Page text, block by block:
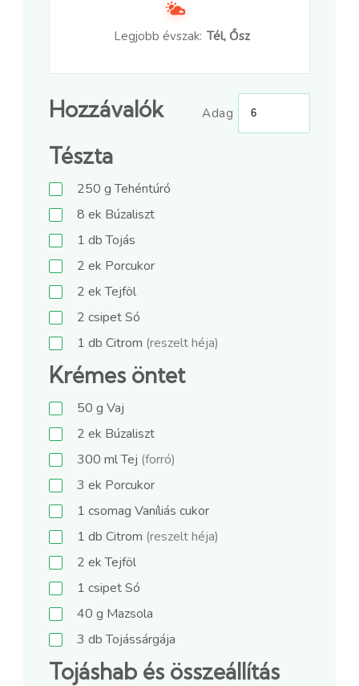
Legjobb évszak: Tél, Ősz
Hozzávalók Adag
Tészta
250 gTehéntúró
8 ek Búzaliszt
1 dbTojás
2 ek Porcukor
2 ekTejföl
2 csipetSó
1 db Citrom (reszelt héja)
Krémes öntet
50 g Vaj
2 ek Búzaliszt
300 mlTej (forró)
3 ek Porcukor
1 csomag Vaníliás cukor
1 db Citrom (reszelt héja)
2 ekTejföl
1 csipetSó
40 g Mazsola
3 dbTojássárgája
Tojáshab és összeállítás